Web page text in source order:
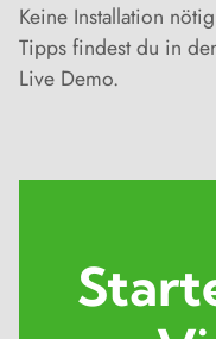
Keine Installation
Tipps findest du in
Live Demo.